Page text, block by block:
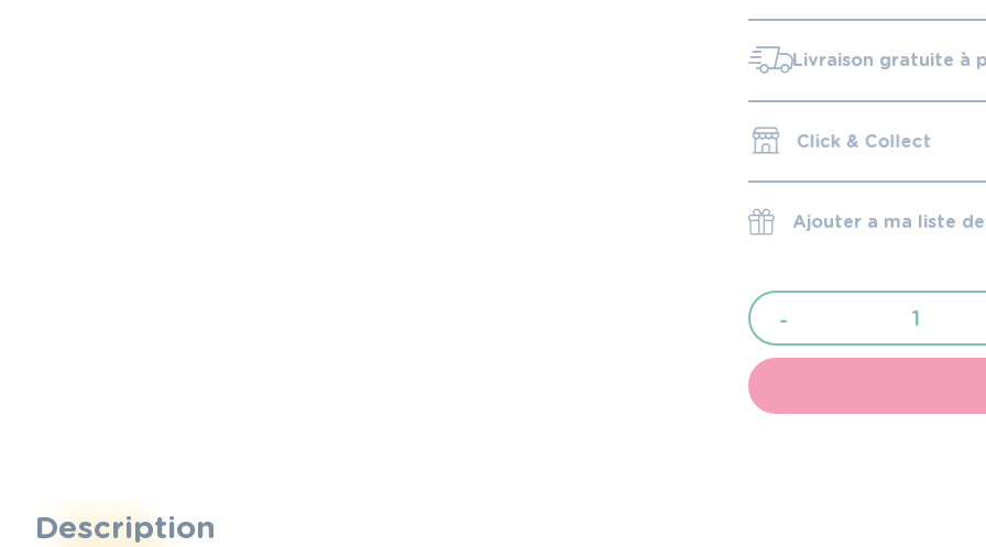
Livraison gratuite à
Click & Collect
Ajouter a ma liste de
-
quantité
de
Cambrass
Bavoir
Description